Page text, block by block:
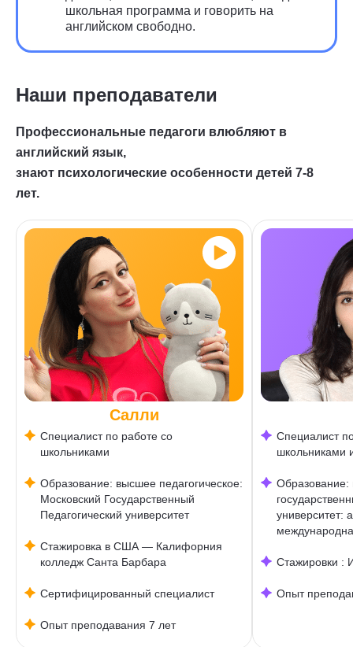
школьная программа и говорить на
английском свободно.
Наши преподаватели
Профессиональные педагоги влюбляют в
английский язык,
знают психологические особенности детей 7-8
лет.
Салли
Специалист по работе со
школьниками
Образование: высшее педагогическое:
Московский Государственный
Педагогический университет
Стажировка в США — Калифорния
колледж Санта Барбара
Сертифицированный специалист
Опыт преподавания 7 лет
Специалист
школьниками
Образование:
университет:
Стажировки :
Опыт